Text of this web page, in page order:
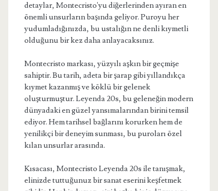
detaylar, Montecristo'yu diğerlerinden ayıran en
önemli unsurların başında geliyor. Puroyu her
yudumladığınızda, bu ustalığın ne denli kıymetli
olduğunu bir kez daha anlayacaksınız.
Montecristo markası, yüzyılı aşkın bir geçmişe
sahiptir. Bu tarih, adeta bir şarap gibi yıllandıkça
kıymet kazanmış ve köklü bir gelenek
oluşturmuştur. Leyenda 20s, bu geleneğin modern
dünyadaki en güzel yansımalarından birini temsil
ediyor. Hem tarihsel bağlarını korurken hem de
yenilikçi bir deneyim sunması, bu puroları özel
kılan unsurlar arasında.
Kısacası, Montecristo Leyenda 20s ile tanışmak,
elinizde tuttuğunuz bir sanat eserini keşfetmek